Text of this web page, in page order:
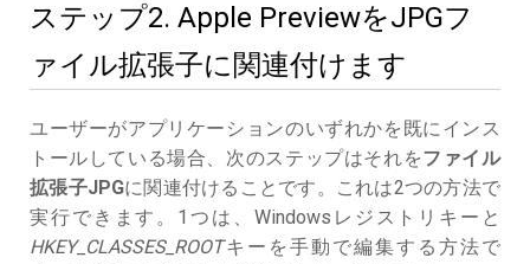
ステップ2. Apple PreviewをJPGフ
ァイル拡張子に関連付けます
ユーザーがアプリケーションのいずれかを既にインス
トールしている場合、次のステップはそれをファイル
拡張子JPGに関連付けることです。これは2つの方法で
実行できます。1つは、Windowsレジストリキーと
HKEY_CLASSES_ROOTキーを手動で編集する方法で